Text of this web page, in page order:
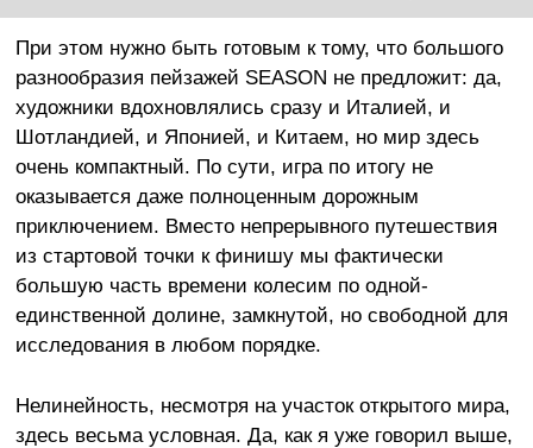
При этом нужно быть готовым к тому, что большого
разнообразия пейзажей SEASON не предложит: да,
художники вдохновлялись сразу и Италией, и
Шотландией, и Японией, и Китаем, но мир здесь
очень компактный. По сути, игра по итогу не
оказывается даже полноценным дорожным
приключением. Вместо непрерывного путешествия
из стартовой точки к финишу мы фактически
большую часть времени колесим по одной-
единственной долине, замкнутой, но свободной для
исследования в любом порядке.
Нелинейность, несмотря на участок открытого мира,
здесь весьма условная. Да, как я уже говорил выше,